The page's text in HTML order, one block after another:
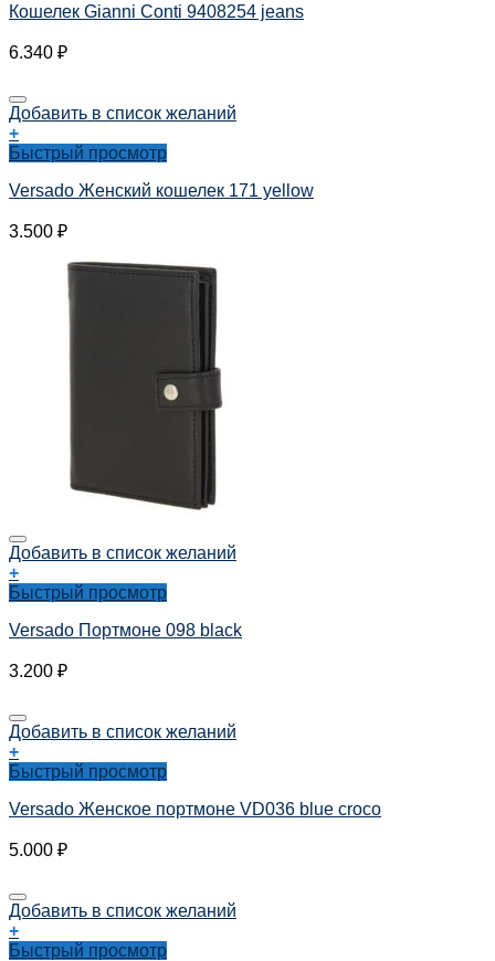
Кошелек Gianni Conti 9408254 jeans
6.340 ₽
Добавить в список желаний
+
Быстрый просмотр
Versado Женский кошелек 171 yellow
3.500 ₽
Добавить в список желаний
+
Быстрый просмотр
Versado Портмоне 098 black
3.200 ₽
Добавить в список желаний
+
Быстрый просмотр
Versado Женское портмоне VD036 blue croco
5.000 ₽
Добавить в список желаний
+
Быстрый просмотр